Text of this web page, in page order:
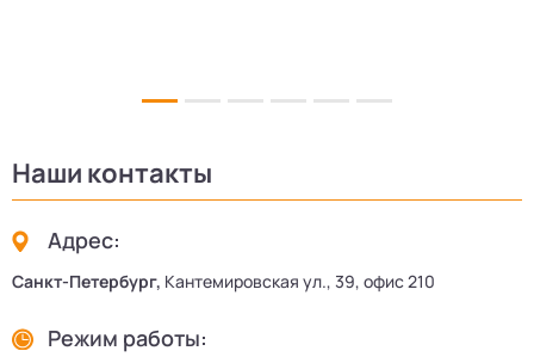
Наши контакты
Адрес:
Санкт-Петербург, Кантемировская ул., 39, офис 210
Режим работы: